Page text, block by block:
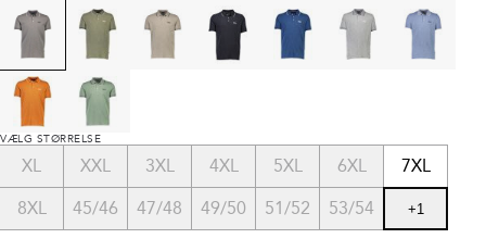
VÆLG STØRRELSE
XL XXL 3XL 4XL 5XL 6XL 7XL
8XL 45/46 47/48 49/50 51/52 53/54 +1